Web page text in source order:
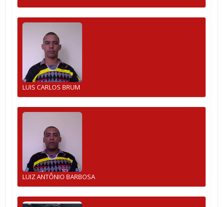
LUIS CARLOS BRUM
LUIZ ANTÔNIO BARBOSA